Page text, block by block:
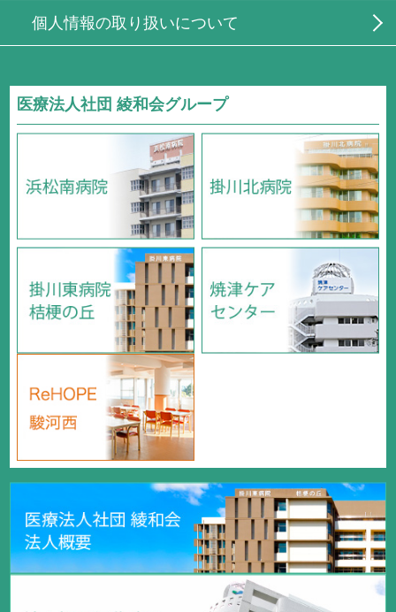
個人情報の取り扱いについて
医療法人社団 綾和会グループ